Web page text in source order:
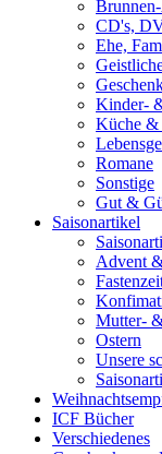
CD's,
Ehe,
Kinder-
Küche &
Romane
Sonstige
Gut &
Saisonartikel
Advent
Mutter-
Ostern
Unsere
ICF Bücher
Verschiedenes